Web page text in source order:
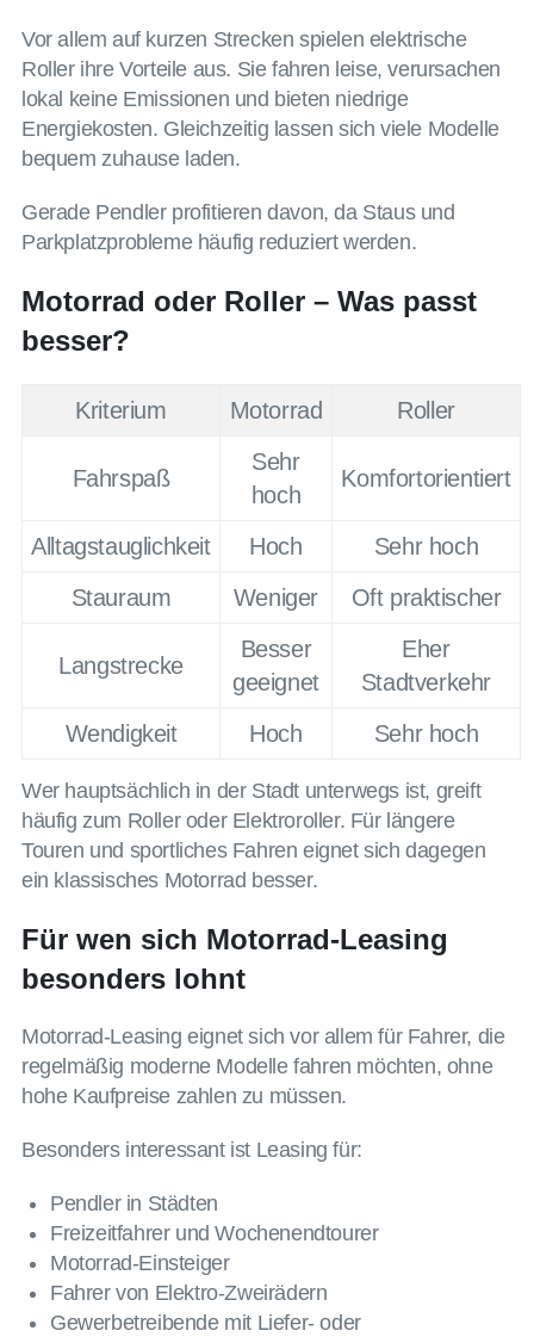
Vor allem auf kurzen Strecken spielen elektrische
Roller ihre Vorteile aus. Sie fahren leise, verursachen
lokal keine Emissionen und bieten niedrige
Energiekosten. Gleichzeitig lassen sich viele Modelle
bequem zuhause laden.
Gerade Pendler profitieren davon, da Staus und
Parkplatzprobleme häufig reduziert werden.
Motorrad oder Roller – Was passt
besser?
Kriterium Motorrad Roller
Fahrspaß
Sehr
hoch
Komfortorientiert
Alltagstauglichkeit Hoch
Sehr hoch
Stauraum
Weniger Oft praktischer
Langstrecke
Besser
geeignet
Eher
Stadtverkehr
Wendigkeit
Hoch Sehr hoch
Wer hauptsächlich in der Stadt unterwegs ist, greift
häufig zum Roller oder Elektroroller. Für längere
Touren und sportliches Fahren eignet sich dagegen
ein klassisches Motorrad besser.
Für wen sich Motorrad-Leasing
besonders lohnt
Motorrad-Leasing eignet sich vor allem für Fahrer, die
regelmäßig moderne Modelle fahren möchten, ohne
hohe Kaufpreise zahlen zu müssen.
Besonders interessant ist Leasing für:
Pendler in Städten
Freizeitfahrer und Wochenendtourer
Motorrad-Einsteiger
Fahrer von Elektro-Zweirädern
Gewerbetreibende mit Liefer- oder